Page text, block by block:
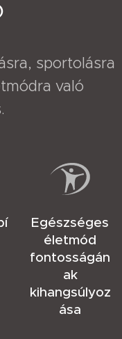
sportolásra
való
Egészséges
életmód
fontosságán
ak
kihangsúlyoz
ása